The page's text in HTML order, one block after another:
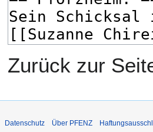
Zurück zur
Datenschutz Über PFENZ